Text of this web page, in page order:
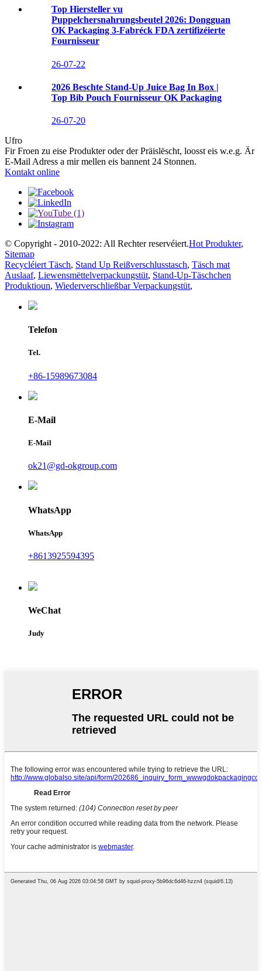
Top Hiersteller vu
Puppelchersnahrungsbeutel 2026: Dongguan
OK Packaging 3-Fabréck FDA zertifizéierte
Fournisseur
26-07-22
2026 Beschte Stand-Up Juice Bag In Box |
Top Bib Pouch Fournisseur OK Packaging
26-07-20
Ufro
Fir Froen zu eise Produkter oder der Präislëscht, loosst eis w.e.g. Är
E-Mail Adress a mir mellen eis bannent 24 Stonnen.
Kontakt online
© Copyright - 2010-2022: All Rechter reservéiert.Hot Produkter,
Sitemap
Recycléiert Täsch, Stand Up Reißverschlusstasch, Täsch mat
Auslaaf, Liewensmëttelverpackungstüt, Stand-Up-Täschchen
Produktioun, Wiederverschließbar Verpackungstüt,
Telefon
Tel.
+86-15989673084
E-Mail
E-Mail
ok21@gd-okgroup.com
WhatsApp
WhatsApp
+8613925594395
WeChat
Judy